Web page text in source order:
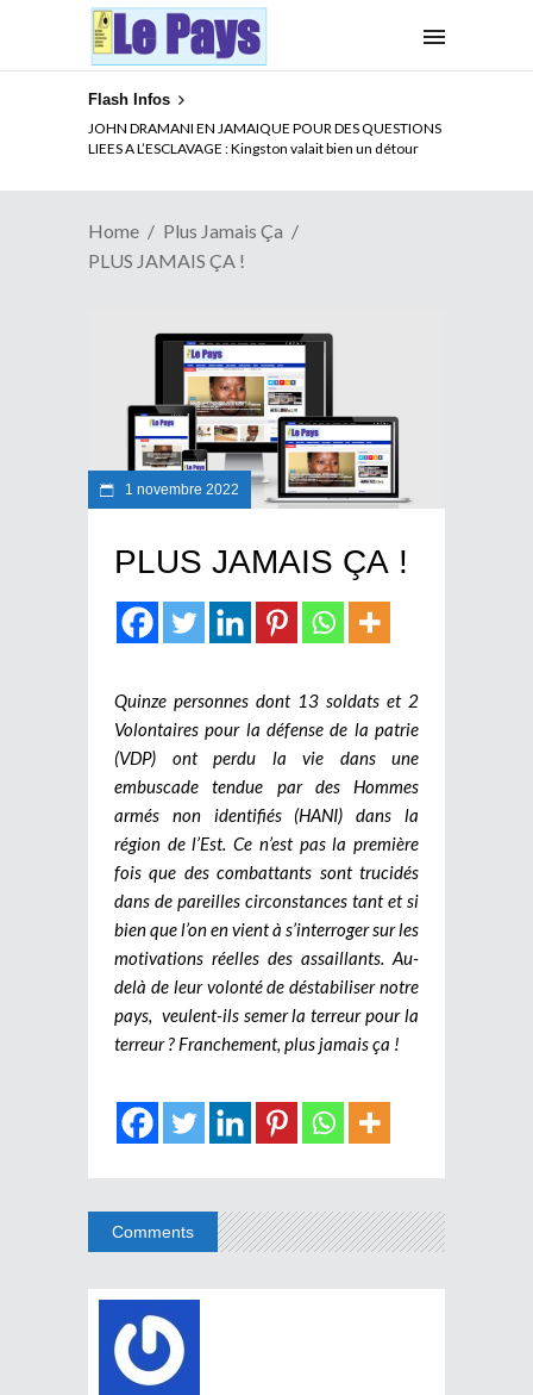
Flash Infos
JOHN DRAMANI EN JAMAIQUE POUR DES QUESTIONS
LIEES A L’ESCLAVAGE : Kingston valait bien un détour
Home
Plus Jamais Ça
PLUS JAMAIS ÇA !
1 novembre 2022
PLUS JAMAIS ÇA !
Quinze personnes dont 13 soldats et 2
Volontaires pour la défense de la patrie
(VDP) ont perdu la vie dans une
embuscade tendue par des Hommes
armés non identifiés (HANI) dans la
région de l’Est. Ce n’est pas la première
fois que des combattants sont trucidés
dans de pareilles circonstances tant et si
bien que l’on en vient à s’interroger sur les
motivations réelles des assaillants. Au-
delà de leur volonté de déstabiliser notre
pays, veulent-ils semer la terreur pour la
terreur ? Franchement, plus jamais ça !
Comments